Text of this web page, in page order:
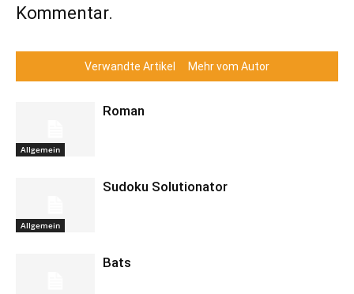
Kommentar.
Verwandte Artikel Mehr vom Autor
Allgemein
Roman
Allgemein
Sudoku Solutionator
Bats